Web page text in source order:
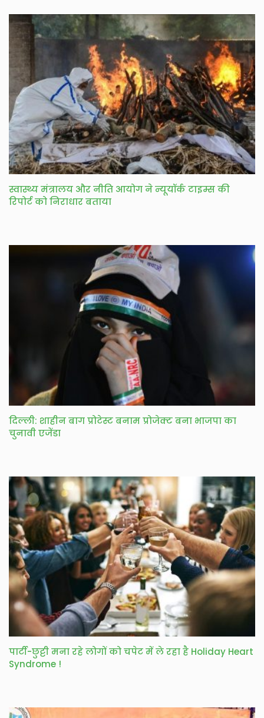
स्वास्थ्य मंत्रालय और नीति आयोग ने न्यूयॉर्क टाइम्स की
रिपोर्ट को निराधार बताया
दिल्ली: शाहीन बाग प्रोटेस्ट बनाम प्रोजेक्ट बना भाजपा का
चुनावी एजेंडा
पार्टी-छुट्टी मना रहे लोगों को चपेट में ले रहा है Holiday Heart
Syndrome !